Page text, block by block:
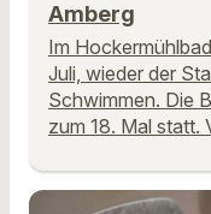
Amberg
Im
Juli, wieder der
Schwimmen. Die
zum 18. Mal